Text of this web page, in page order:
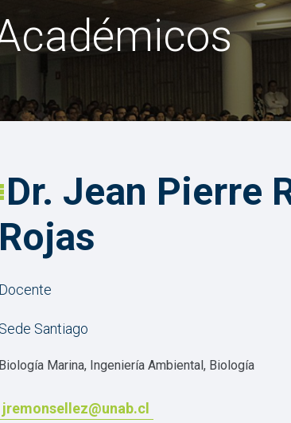
Dr. Jean Pierre
Rojas
Docente
Sede Santiago
Biología Marina, Ingeniería Ambiental, Biología
jremonsellez@unab.cl